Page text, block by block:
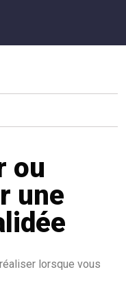
ou
une
lorsque vous